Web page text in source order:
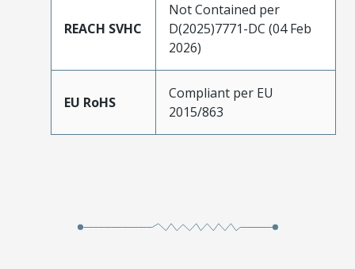
REACH SVHC
Not Contained per
D(2025)7771-DC (04 Feb
2026)
EU RoHS
Compliant per EU
2015/863